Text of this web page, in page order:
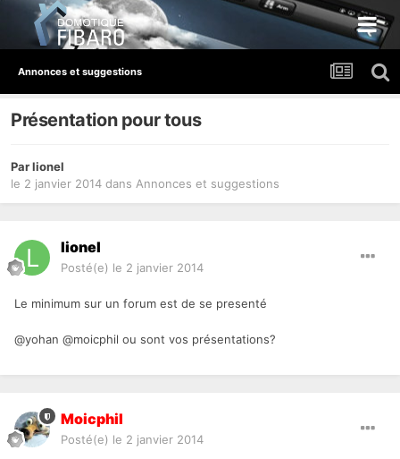
Annonces et suggestions
Présentation pour tous
Parlionel
le 2 janvier 2014 dans Annonces et suggestions
lionel
Posté(e) le 2 janvier 2014
Le minimum sur un forum est de se presenté
@yohan @moicphil ou sont vos présentations?
Moicphil
Posté(e) le 2 janvier 2014